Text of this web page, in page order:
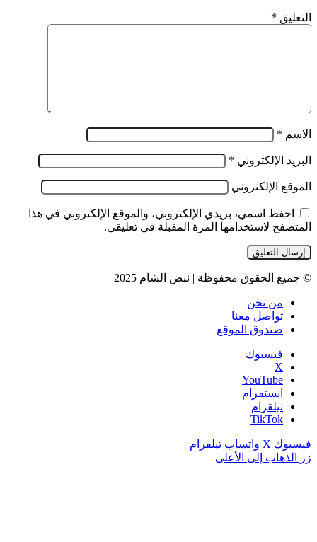
التعليق *
الاسم *
البريد الإلكتروني *
الموقع الإلكتروني
احفظ اسمي، بريدي الإلكتروني، والموقع الإلكتروني في هذا
المتصفح لاستخدامها المرة المقبلة في تعليقي.
© جميع الحقوق محفوظة | نبض الشام 2025
من نحن
تواصل معنا
صندوق الموقع
فيسبوك
‫X
‫YouTube
انستقرام
تيلقرام
‫TikTok
فيسبوك ‫X واتساب تيلقرام
زر الذهاب إلى الأعلى